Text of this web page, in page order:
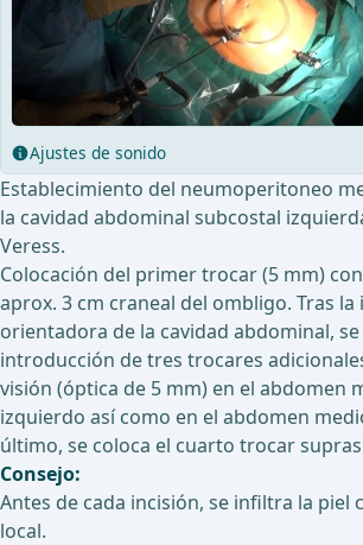
Ajustes de sonido
Establecimiento del neumoperitoneo
la cavidad abdominal subcostal
Veress.
Colocación del primer trocar (5 mm)
aprox. 3 cm craneal del ombligo. Tras la
orientadora de la cavidad abdominal,
introducción de tres trocares
visión (óptica de 5 mm) en el abdomen
izquierdo así como en el abdomen
último, se coloca el cuarto trocar
Consejo:
Antes de cada incisión, se infiltra la piel
local.